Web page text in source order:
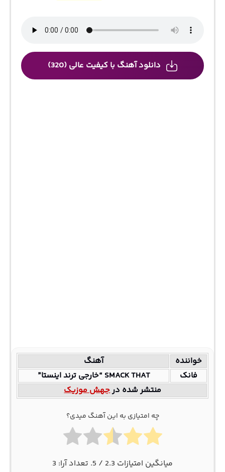
دانلود آهنگ با کیفیت عالی (320)
خواننده
آهنگ
فانک
SMACK THAT “خارجی ترند اینستا”
منتشر شده درجهش موزیک
چه امتیازی به این آهنگ میدی؟
میانگین امتیازات 2.3 / 5. تعداد آرا: 3